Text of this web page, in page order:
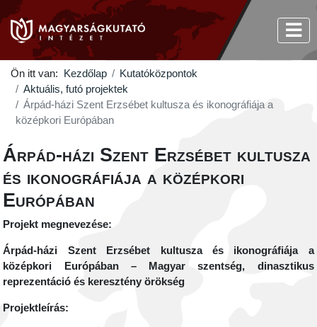
Ön itt van: Kezdőlap
Kutatóközpontok
Aktuális, futó projektek
Árpád-házi Szent Erzsébet kultusza és ikonográfiája a
középkori Európában
Árpád-házi Szent Erzsébet kultusza
és ikonográfiája a középkori
Európában
Projekt megnevezése:
Árpád-házi Szent Erzsébet kultusza és ikonográfiája a
középkori Európában – Magyar szentség, dinasztikus
reprezentáció és keresztény örökség
Projektleírás: